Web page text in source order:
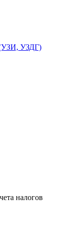
(УЗИ, УЗДГ)
налогов